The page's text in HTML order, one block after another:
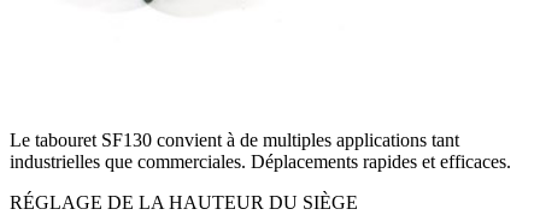
Le tabouret SF130 convient à de multiples applications tant
industrielles que commerciales. Déplacements rapides et efficaces.
RÉGLAGE DE LA HAUTEUR DU SIÈGE